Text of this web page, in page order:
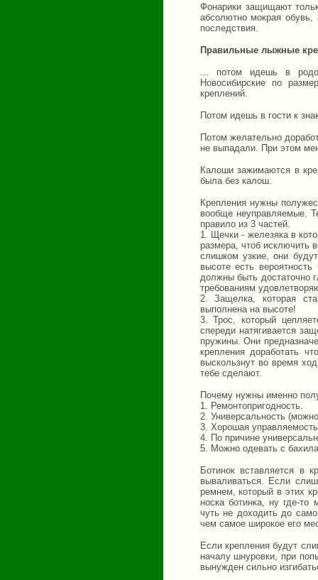
Фонарики защищают
абсолютно мокрая
последствия.
Правильные лыжные
... потом идешь в
Новосибирские по
креплений.
Потом идешь в гости к
Потом желательно
не выпадали. При этом
Калоши зажимаются в
была без калош.
Крепления нужны
вообще неуправляемые.
правило из 3 частей.
1. Щечки - железяка в
размера, чтоб исключить
слишком узкие, они
высоте есть
должны быть достаточно
требованиям
2. Защелка, которая
выполнена на высоте!
3. Трос, который
спереди натягивается
пружины. Они
крепления доработать
выскользнут во время
тебе сделают.
Почему нужны именно
1. Ремонтопригодность.
2. Универсальность
3. Хорошая
4. По причине
5. Можно одевать с
Ботинок вставляется в
вываливаться. Если
ремнем, который в этих
носка ботинка, ну где-
чуть не доходить до
чем самое широкое его
Если крепления будут
началу шнуровки, при
вынужден сильно